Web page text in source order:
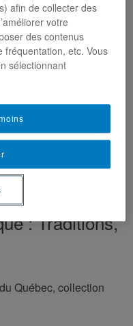
: Traditions,
Québec, collection
afin de collecter des
votre
des contenus
fréquentation, etc. Vous
sélectionnant